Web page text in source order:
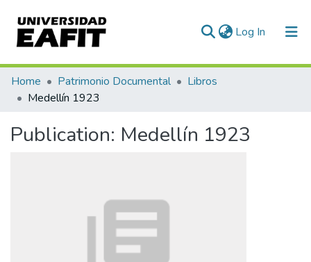
Log In (current)
Communities & Collections
All of DSpace
Statistics
Home Patrimonio Documental
Libros
Medellín 1923
Publication: Medellín 1923